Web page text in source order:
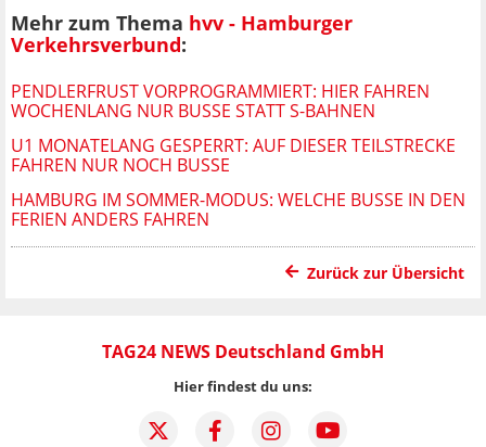
Mehr zum Thema hvv - Hamburger
Verkehrsverbund:
PENDLERFRUST VORPROGRAMMIERT: HIER FAHREN
WOCHENLANG NUR BUSSE STATT S-BAHNEN
U1 MONATELANG GESPERRT: AUF DIESER TEILSTRECKE
FAHREN NUR NOCH BUSSE
HAMBURG IM SOMMER-MODUS: WELCHE BUSSE IN DEN
FERIEN ANDERS FAHREN
Zurück zur Übersicht
TAG24 NEWS Deutschland GmbH
Hier findest du uns: